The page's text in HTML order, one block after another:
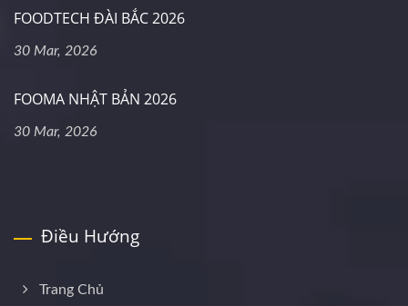
FOODTECH ĐÀI BẮC 2026
30 Mar, 2026
FOOMA NHẬT BẢN 2026
30 Mar, 2026
Điều Hướng
Trang Chủ